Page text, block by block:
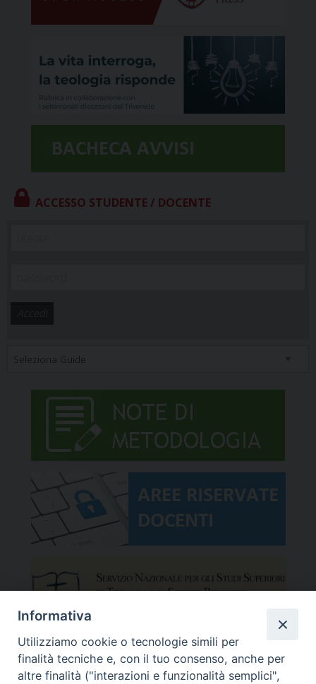
ACCESSO STUDENTE / DOCENTE
Informativa
Utilizziamo cookie o tecnologie simili per
finalità tecniche e, con il tuo consenso, anche per
altre finalità ("interazioni e funzionalità semplici",